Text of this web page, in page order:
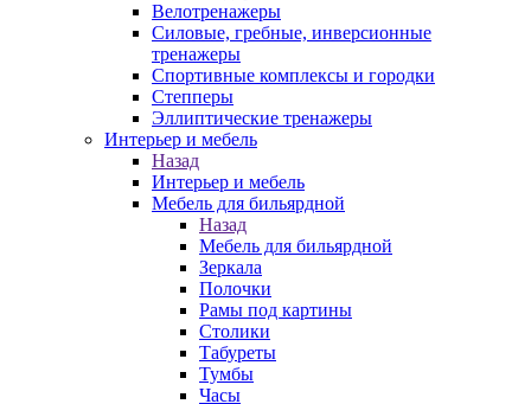
Велотренажеры
Силовые, гребные, инверсионные
тренажеры
Спортивные комплексы и городки
Степперы
Эллиптические тренажеры
Интерьер и мебель
Назад
Интерьер и мебель
Мебель для бильярдной
Назад
Мебель для бильярдной
Зеркала
Полочки
Рамы под картины
Столики
Табуреты
Тумбы
Часы